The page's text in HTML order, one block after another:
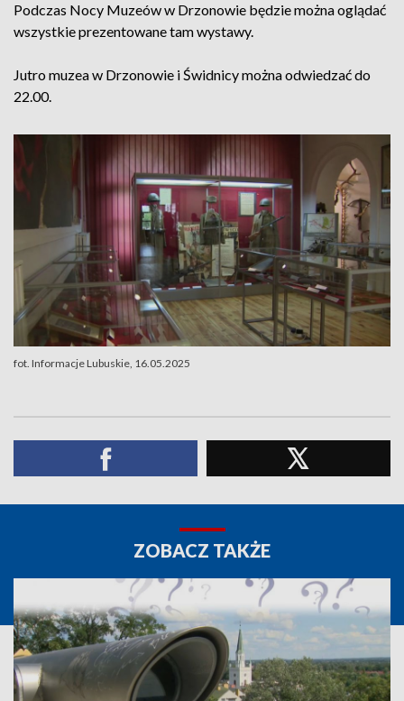
Podczas Nocy Muzeów w Drzonowie będzie można oglądać
wszystkie prezentowane tam wystawy.
Jutro muzea w Drzonowie i Świdnicy można odwiedzać do
22.00.
fot. Informacje Lubuskie, 16.05.2025
ZOBACZ TAKŻE